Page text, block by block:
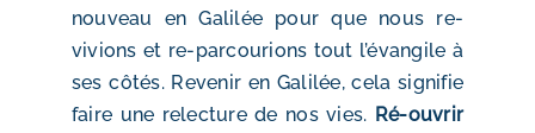
nouveau en Galilée pour que nous re-
vivions et re-parcourions tout l’évangile à
ses côtés. Revenir en Galilée, cela signifie
faire une relecture de nos vies. Ré-ouvrir